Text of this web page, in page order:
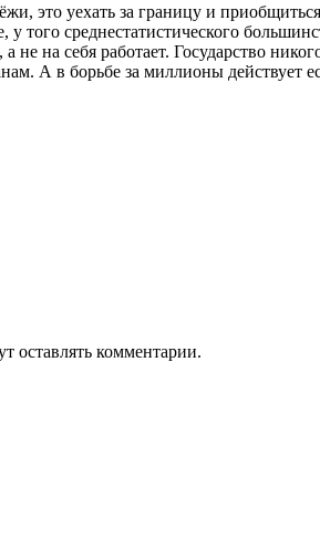
это уехать за границу и
среднестатистического
на себя работает. Государство
А в борьбе за миллионы действует
оставлять комментарии.